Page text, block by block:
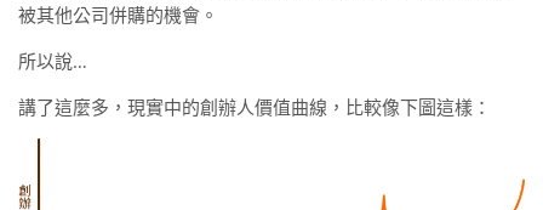
被其他公司併購的機會。
所以說…
講了這麼多，現實中的創辦人價值曲線，比較像下圖這樣：